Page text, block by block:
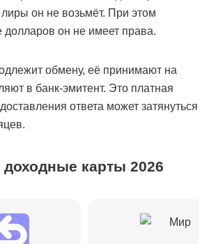
лиры он не возьмёт. При этом
долларов он не имеет права.
обмену, её принимают на
в банк-эмитент. Это платная
ответа может затянуться
карты 2026